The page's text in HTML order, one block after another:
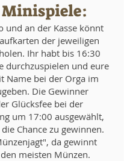
Minispiele:
und an der Kasse könnt
der jeweiligen
Ihr habt bis 16:30
durchzuspielen und eure
Name bei der Orga im
Die Gewinner
Glücksfee bei der
um 17:00 ausgewählt,
Chance zu gewinnen.
da gewinnt
meisten Münzen.